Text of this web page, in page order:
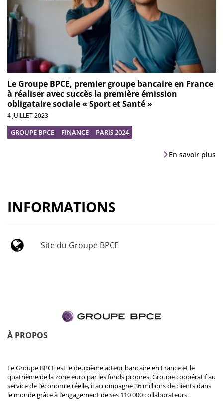
Le Groupe BPCE, premier groupe bancaire en France
à réaliser avec succès la première émission
obligataire sociale « Sport et Santé »
4 JUILLET 2023
GROUPE BPCE FINANCE PARIS 2024
En savoir plus
INFORMATIONS
Site du Groupe BPCE
À PROPOS
Le Groupe BPCE est le deuxième acteur bancaire en France et le
quatrième de la zone euro par les fonds propres. Groupe coopératif au
service de l’économie réelle, il accompagne 36 millions de clients dans
le monde grâce à l’engagement de ses 110 000 collaborateurs.